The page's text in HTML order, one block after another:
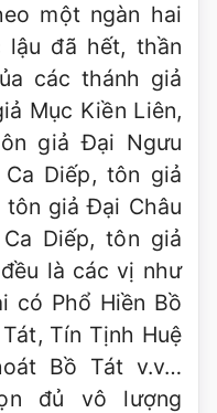
một ngàn hai
lậu đã hết, thần
các thánh giả
Mục Kiền Liên,
giả Đại Ngưu
Diếp, tôn giả
tôn giả Đại Châu
Diếp, tôn giả
là các vị như
có Phổ Hiền Bồ
Tín Tịnh Huệ
Bồ Tát v.v…
đủ vô lượng